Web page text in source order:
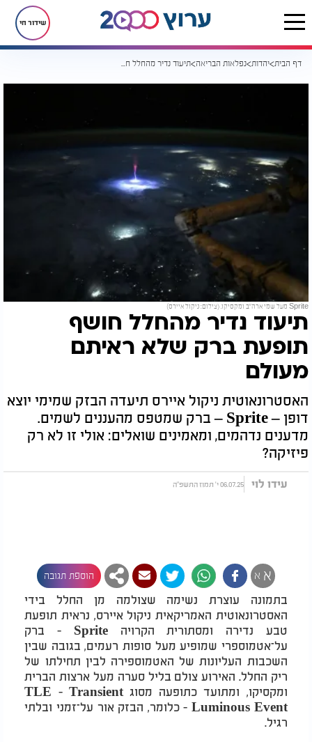
שידור חי
דף הבית יהדות נפלאות הבריאה תיעוד נדיר מהחלל חושף תופעת ברק שלא ראיתם מעולם
Sprite מעל שמי ארה"ב ומקסיקו. (צילום: ניקול איירס)
תיעוד נדיר מהחלל חושף
תופעת ברק שלא ראיתם
מעולם
האסטרונאוטית ניקול איירס תיעדה הבזק שמימי יוצא
דופן – Sprite – ברק שמטפס מהעננים לשמים.
מדענים נדהמים, ומאמינים שואלים: אולי זו לא רק
פיזיקה?
עידו לוי 06.07.25 י' תמוז התשפ"ה
א א הוספת תגובה
בתמונה עוצרת נשימה שצולמה מן החלל בידי
האסטרונאוטית האמריקאית ניקול איירס, נראית תופעת
טבע נדירה ומסתורית הקרויה Sprite - ברק
על־אטמוספרי שמופיע מעל סופות רעמים, בגובה שבין
השכבות העליונות של האטמוספירה לבין תחילתו של
ריק החלל. האירוע צולם בליל סערה מעל ארצות הברית
ומקסיקו, ומתועד כתופעה מסוג TLE - Transient
Luminous Event - כלומר, הבזק אור על־זמני ובלתי
רגיל.